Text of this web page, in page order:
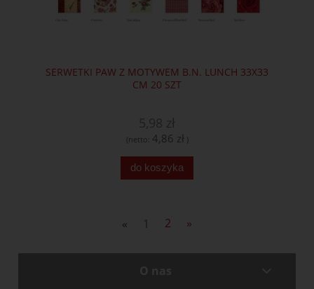
SERWETKI PAW Z MOTYWEM B.N. LUNCH 33X33
CM 20 SZT
(netto: 4,86 zł )
do koszyka
« 1 2 »